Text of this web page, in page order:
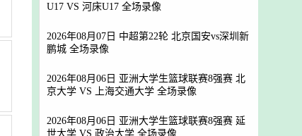
U17 VS 河床U17 全场录像
2026年08月07日 中超第22轮 北京国安vs深圳新
鹏城 全场录像
2026年08月06日 亚洲大学生篮球联赛8强赛 北
京大学 VS 上海交通大学 全场录像
2026年08月06日 亚洲大学生篮球联赛8强赛 延